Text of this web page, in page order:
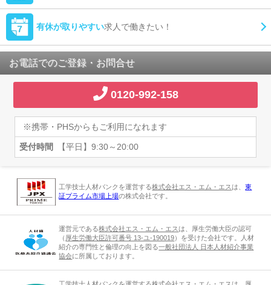
有休が取りやすい求人で働きたい！
お電話でのご登録・お問合せ
0120-992-158
※携帯・PHSからもご利用になれます
受付時間 【平日】9:30～20:00
工学技士人材バンクを運営する株式会社エス・エム・エスは、東
証プライム市場上場の株式会社です。
運営元である株式会社エス・エム・エスは、厚生労働大臣の認可
（ 厚生労働大臣許可番号 13-ユ-190019）を受けた会社です。人材
紹介の専門性と倫理の向上を図る一般社団法人 日本人材紹介事業
協会に所属しております。